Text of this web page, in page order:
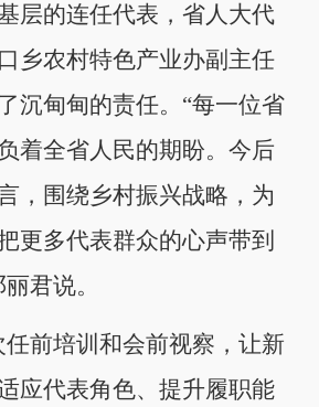
的连任代表，省人大代
乡农村特色产业办副主任
沉甸甸的责任。“每一位省
着全省人民的期盼。今后
，围绕乡村振兴战略，为
更多代表群众的心声带到
君说。
前培训和会前视察，让新
应代表角色、提升履职能